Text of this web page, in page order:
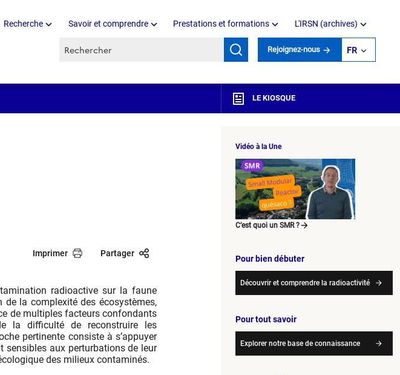
Recherche Savoir et comprendre Prestations et formations L'IRSN (archives)
Recherche par mots clés Rejoignez-nous FR
LE KIOSQUE
Imprimer Partager
radioactive sur la faune
la complexité des écosystèmes,
de multiples facteurs confondants
la difficulté de reconstruire les
pertinente consiste à s’appuyer
sensibles aux perturbations de leur
des milieux contaminés.
Vidéo à la Une
C’est quoi un SMR ?
Pour bien débuter
Découvrir et comprendre la radioactivité
Pour tout savoir
Explorer notre base de connaissance